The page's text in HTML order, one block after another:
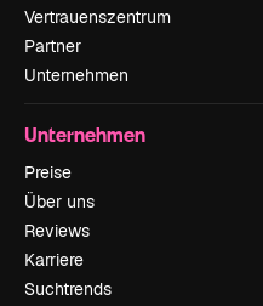
Vertrauenszentrum
Partner
Unternehmen
Unternehmen
Preise
Über uns
Reviews
Karriere
Suchtrends